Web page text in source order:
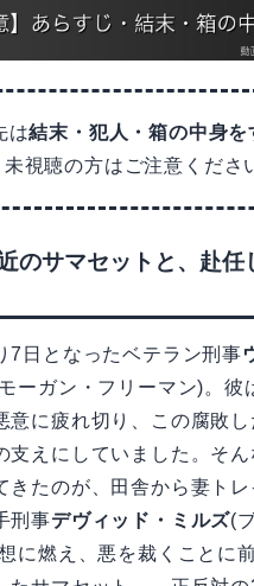
は結末・犯人・箱の中身を
未視聴の方はご注意くださ
のサマセットと、赴任
7日となったベテラン刑事
ーガン・フリーマン)。彼
意に疲れ切り、この腐敗
支えにしていました。そん
きたのが、田舎から妻トレ
刑事デヴィッド・ミルズ(
に燃え、悪を裁くことに